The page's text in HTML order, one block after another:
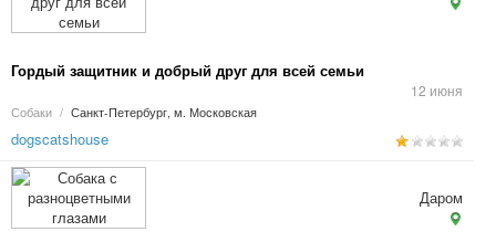
Гордый защитник и добрый друг для всей семьи
12 июня
Собаки / Санкт-Петербург, м. Московская
dogscatshouse
Даром